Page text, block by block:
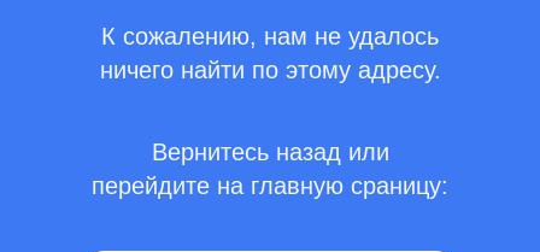
К сожалению, нам не удалось
ничего найти по этому адресу.
Вернитесь назад или
перейдите на главную сраницу: